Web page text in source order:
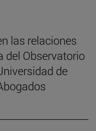
las relaciones
del Observatorio
de